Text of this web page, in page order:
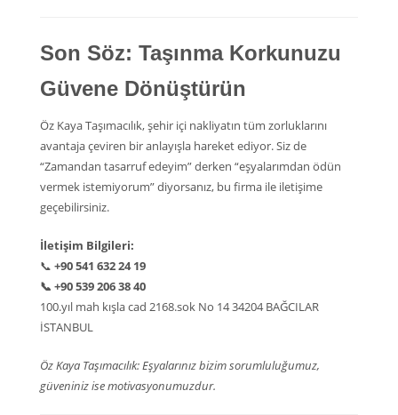
Son Söz: Taşınma Korkunuzu
Güvene Dönüştürün
Öz Kaya Taşımacılık, şehir içi nakliyatın tüm zorluklarını
avantaja çeviren bir anlayışla hareket ediyor. Siz de
“Zamandan tasarruf edeyim” derken “eşyalarımdan ödün
vermek istemiyorum” diyorsanız, bu firma ile iletişime
geçebilirsiniz.
İletişim Bilgileri:
📞 +90 541 632 24 19
📞 +90 539 206 38 40
100.yıl mah kışla cad 2168.sok No 14 34204 BAĞCILAR
İSTANBUL
Öz Kaya Taşımacılık: Eşyalarınız bizim sorumluluğumuz,
güveniniz ise motivasyonumuzdur.